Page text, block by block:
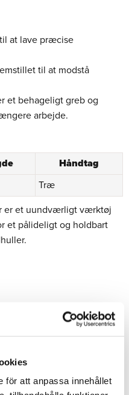
för att anpassa innehållet
at lave præcise
til at modstå
et behageligt greb og
arbejde.
Håndtag
Træ
er et uundværligt værktøj
et pålideligt og holdbart